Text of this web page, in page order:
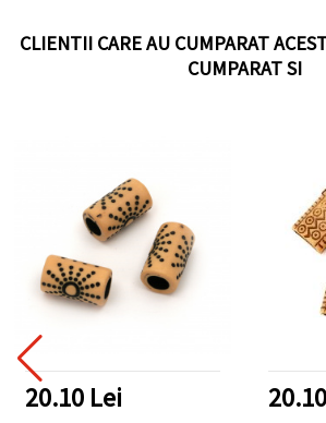
CLIENTII CARE AU CUMPARAT
CUMPARAT SI
20.10 Lei